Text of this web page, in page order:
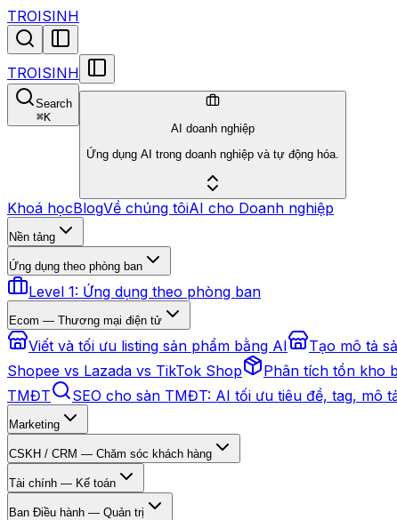
TROISINH
TROISINH
Search
⌘K
AI doanh nghiệp
Ứng dụng AI trong doanh nghiệp và tự động hóa.
Khoá họcBlogVề chúng tôiAI cho Doanh nghiệp
Nền tảng
Ứng dụng theo phòng ban
Level 1: Ứng dụng theo phòng ban
Ecom — Thương mại điện tử
Viết và tối ưu listing sản phẩm bằng AI Tạo mô tả
Shopee vs Lazada vs TikTok Shop
Phân tích tồn kho
TMĐT
SEO cho sàn TMĐT: AI tối ưu tiêu đề, tag, mô
Marketing
CSKH / CRM — Chăm sóc khách hàng
Tài chính — Kế toán
Ban Điều hành — Quản trị